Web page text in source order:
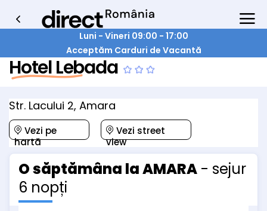
Luni - Vineri 09:00 - 17:00
Acceptăm Carduri de Vacantă
Hotel Lebada
Str. Lacului 2, Amara
Vezi pe
hartă
Vezi street
view
O săptămâna la AMARA - sejur
6 nopți